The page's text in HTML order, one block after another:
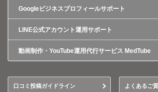
Googleビジネスプロフィールサポート
LINE公式アカウント運用サポート
動画制作・YouTube運用代行サービス MedTube
口コミ投稿ガイドライン よくあるご